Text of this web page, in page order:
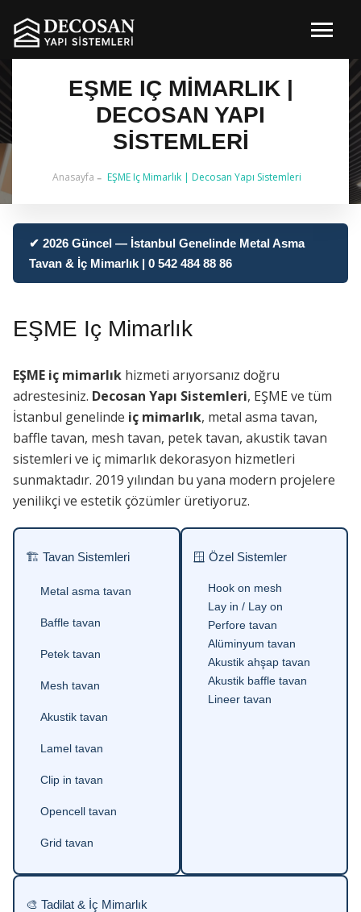
EŞME IÇ MIMARLIK |
DECOSAN YAPI
SISTEMLERI
Anasayfa EŞME Iç Mimarlık | Decosan Yapı Sistemleri
✔ 2026 Güncel — İstanbul Genelinde Metal Asma
Tavan & İç Mimarlık | 0 542 484 88 86
EŞME Iç Mimarlık
EŞME iç mimarlık hizmeti arıyorsanız doğru
adrestesiniz. Decosan Yapı Sistemleri, EŞME ve tüm
İstanbul genelinde iç mimarlık, metal asma tavan,
baffle tavan, mesh tavan, petek tavan, akustik tavan
sistemleri ve iç mimarlık dekorasyon hizmetleri
sunmaktadır. 2019 yılından bu yana modern projelere
yenilikçi ve estetik çözümler üretiyoruz.
🏗 Tavan Sistemleri
Metal asma tavan
Baffle tavan
Petek tavan
Mesh tavan
Akustik tavan
Lamel tavan
Clip in tavan
Opencell tavan
Grid tavan
🪟 Özel Sistemler
Hook on mesh
Lay in / Lay on
Perfore tavan
Alüminyum tavan
Akustik ahşap tavan
Akustik baffle tavan
Lineer tavan
🎨 Tadilat & İç Mimarlık